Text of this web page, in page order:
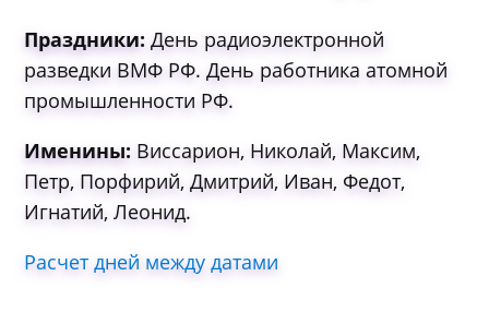
Праздники: День радиоэлектронной
разведки ВМФ РФ. День работника атомной
промышленности РФ.
Именины: Виссарион, Николай, Максим,
Петр, Порфирий, Дмитрий, Иван, Федот,
Игнатий, Леонид.
Расчет дней между датами